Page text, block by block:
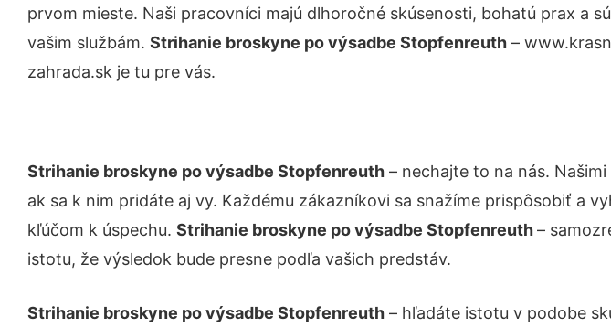
prvom mieste. Naši pracovníci majú dlhoročné skúsenosti, bohatú prax a
vašim službám. Strihanie broskyne po výsadbe Stopfenreuth –
zahrada.sk je tu pre vás.
Strihanie broskyne po výsadbe Stopfenreuth – nechajte to na nás.
ak sa k nim pridáte aj vy. Každému zákazníkovi sa snažíme prispôsobiť a
kľúčom k úspechu. Strihanie broskyne po výsadbe Stopfenreuth–
istotu, že výsledok bude presne podľa vašich predstáv.
Strihanie broskyne po výsadbe Stopfenreuth – hľadáte istotu v podobe